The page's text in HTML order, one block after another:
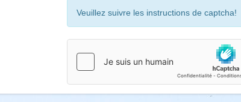
Veuillez suivre les instructions de captcha!